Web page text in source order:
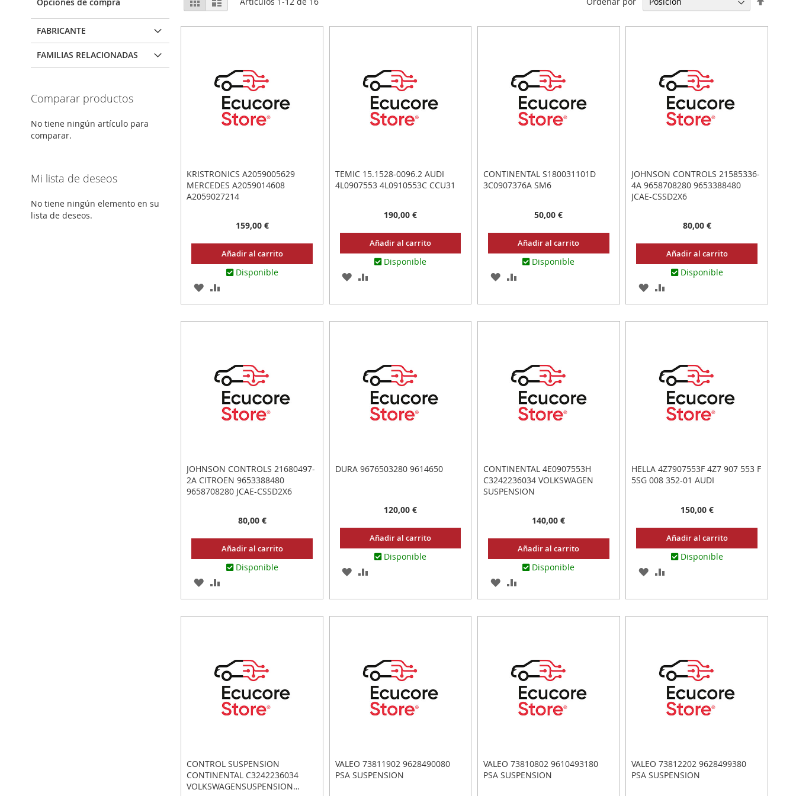
como
KRISTRONICS A2059005629
MERCEDES A2059014608
A2059027214
159,00 €
Añadir al carrito
Disponible
AGREGAR
TEMIC 15.1528-0096.2 AUDI
4L0907553 4L0910553C CCU31
190,00 €
Añadir al carrito
Disponible
AGREGAR
LOS
FAVORITOS
COMPARAR
CONTINENTAL S180031101D
3C0907376A SM6
50,00 €
Añadir al carrito
Disponible
AGREGAR
LOS
FAVORITOS
AÑADIR
COMPARAR
JOHNSON CONTROLS 21585336-
4A 9658708280 9653388480
JCAE-CSSD2X6
80,00 €
Añadir al carrito
Disponible
AGREGAR
JOHNSON CONTROLS 21680497-
2A CITROEN 9653388480
9658708280 JCAE-CSSD2X6
80,00 €
Añadir al carrito
Disponible
AGREGAR
DURA 9676503280 9614650
120,00 €
Añadir al carrito
Disponible
AGREGAR
LOS
FAVORITOS
COMPARAR
CONTINENTAL 4E0907553H
C3242236034 VOLKSWAGEN
SUSPENSION
140,00 €
Añadir al carrito
Disponible
AGREGAR
AÑADIR
HELLA 4Z7907553F 4Z7 907 553 F
5SG 008 352-01 AUDI
150,00 €
Añadir al carrito
Disponible
AGREGAR
LOS
FAVORITOS
COMPARAR
CONTROL SUSPENSION
CONTINENTAL C3242236034
VOLKSWAGENSUSPENSION
VALEO 73811902 9628490080
PSA SUSPENSION
VALEO 73810802 9610493180
PSA SUSPENSION
VALEO 73812202 9628499380
PSA SUSPENSION
FABRICANTE
FAMILIAS RELACIONADAS
Comparar productos
No tiene ningún artículo para
comparar.
Mi lista de deseos
No tiene ningún elemento en su
lista de deseos.